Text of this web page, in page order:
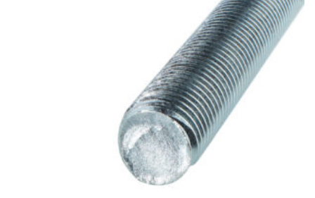
Produktseite
gewählt
werden